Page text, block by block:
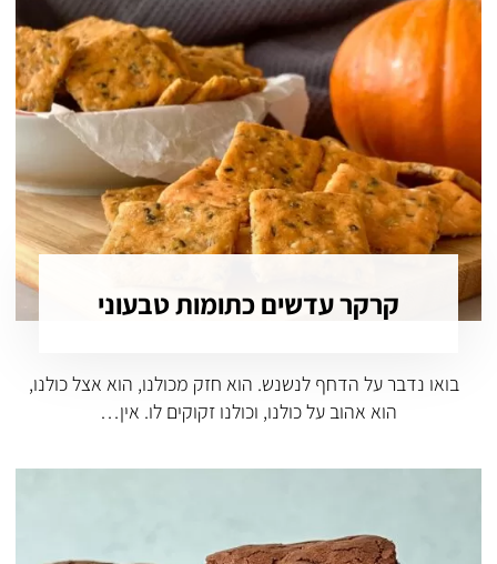
קרקר עדשים כתומות טבעוני
בואו נדבר על הדחף לנשנש. הוא חזק מכולנו, הוא אצל כולנו,
הוא אהוב על כולנו, וכולנו זקוקים לו. אין…